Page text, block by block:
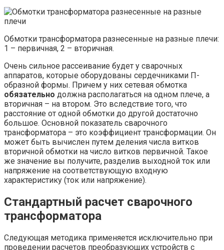
Обмотки трансформатора разнесенные на разные плечи:
1 – первичная, 2 – вторичная.
Очень сильное рассеивание будет у сварочных
аппаратов, которые оборудованы сердечниками П-
образной формы. Причем у них сетевая обмотка
обязательно должна располагаться на одном плече, а
вторичная – на втором. Это вследствие того, что
расстояние от одной обмотки до другой достаточно
большое. Основной показатель сварочного
трансформатора – это коэффициент трансформации. Он
может быть вычислен путем деления числа витков
вторичной обмотки на число витков первичной. Такое
же значение вы получите, разделив выходной ток или
напряжение на соответствующую входную
характеристику (ток или напряжение).
Стандартный расчет сварочного
трансформатора
Следующая методика применяется исключительно при
проведении расчетов преобразующих устройств с